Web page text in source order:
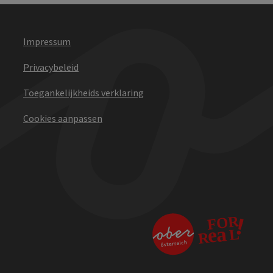
Impressum
Privacybeleid
Toegankelijkheids verklaring
Cookies aanpassen